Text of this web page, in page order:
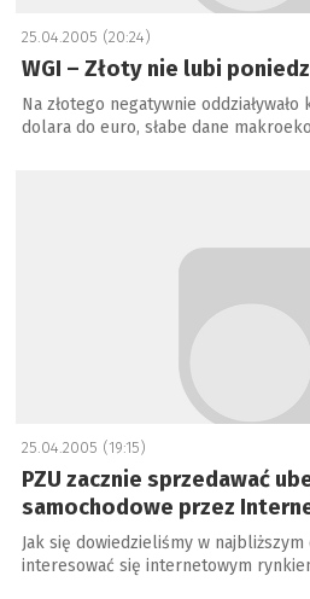
25.04.2005 (20:24)
WGI – Złoty nie lubi
Na złotego negatywnie
dolara do euro, słabe dane
25.04.2005 (19:15)
PZU zacznie sprzedawać
samochodowe przez
Jak się dowiedzieliśmy w najbliższym
interesować się internetowym